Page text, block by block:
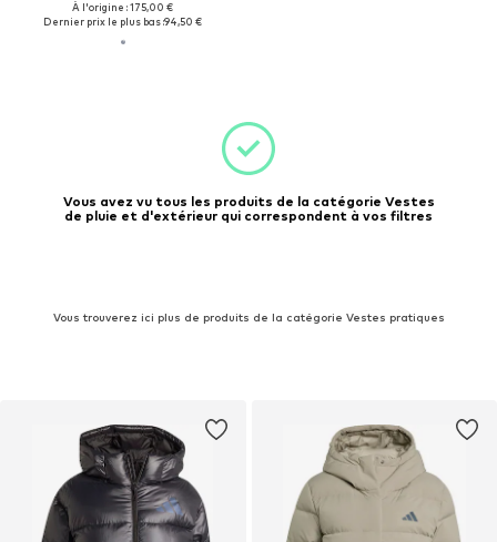
À l'origine : 175,00 €
Dernier prix le plus bas :94,50 €
Vous avez vu tous les produits de la catégorie Vestes
de pluie et d'extérieur qui correspondent à vos filtres
Vous trouverez ici plus de produits de la catégorie Vestes pratiques